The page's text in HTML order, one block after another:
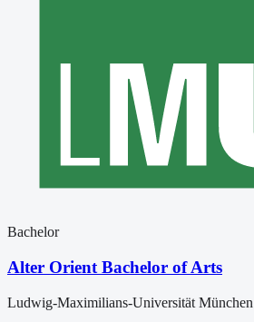
Bachelor
Alter Orient Bachelor of Arts
Ludwig-Maximilians-Universität München